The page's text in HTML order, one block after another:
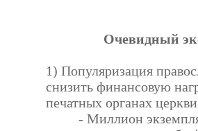
Очевидный
1) Популяризация
снизить финансовую
печатных органах церкви
- Миллион